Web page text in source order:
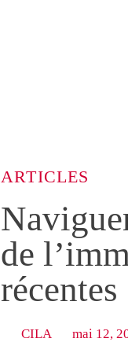
ARTICLES
de
récentes
CILA mai 12,